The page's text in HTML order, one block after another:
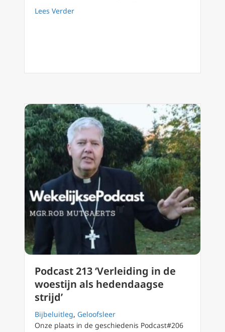
Lees Verderabout Podcast 269: de strijd om je identiteit
Podcast 213 ‘Verleiding in de
woestijn als hedendaagse
strijd’
Bijbeluitleg, Geloofsleer
Onze plaats in de geschiedenis Podcast#206